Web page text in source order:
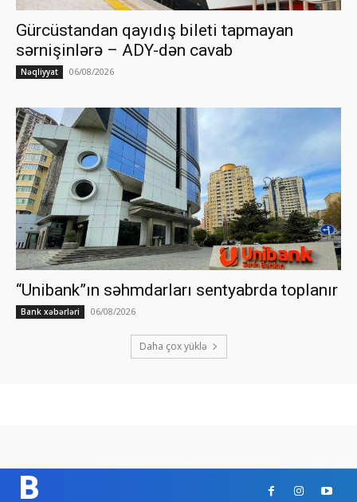
Gürcüstandan qayıdış bileti tapmayan
sərnişinlərə – ADY-dən cavab
Nəqliyyat 06/08/2026
“Unibank”ın səhmdarları sentyabrda toplanır
Bank xəbərləri 06/08/2026
Daha çox yüklə
B